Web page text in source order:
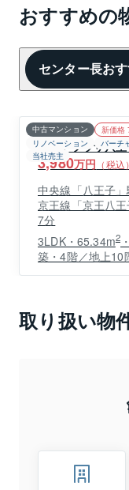
おすすめの
センター長お
中古マンション
新価格
リノベーション
バーチ
当社売主
コートプラザ八
3,980万円 （税込）
中央線「八王子
京王線「京王八
7分
3LDK・65.34m2
築・4階／地上10
取り扱い物